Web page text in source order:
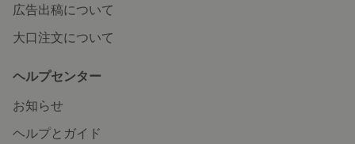
広告出稿について
大口注文について
ヘルプセンター
お知らせ
ヘルプとガイド